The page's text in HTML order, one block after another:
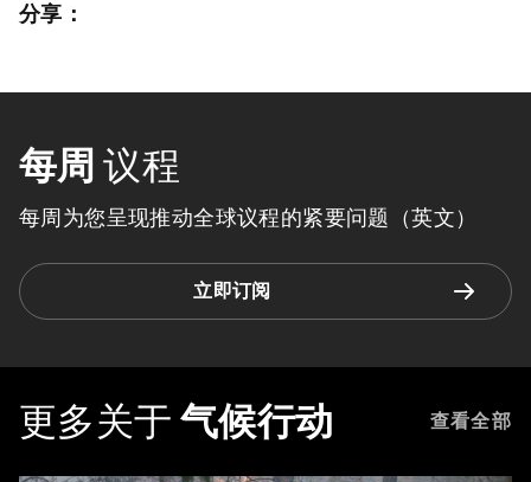
分享：
每周 议程
每周为您呈现推动全球议程的紧要问题（英文）
立即订阅
更多关于 气候行动 查看全部